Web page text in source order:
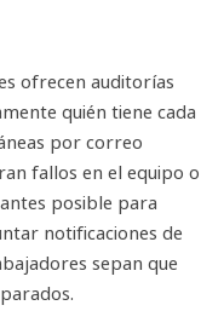
ofrecen auditorías
quién tiene cada
por correo
fallos en el equipo o
posible para
notificaciones de
sepan que